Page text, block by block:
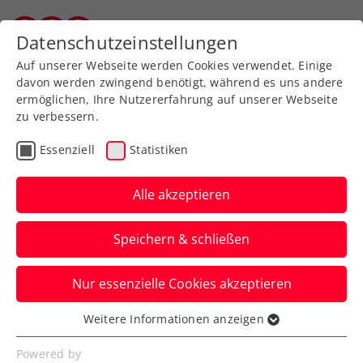
Zurück zur Newsübersicht
Turniere
ITF Heraklion: Kraus
findet auch im Einzel
zurück auf die
Siegerstraße
Doch auch im Doppelbewerb mit Melanie
Klaffner spielt das ÖTV-Ass um ein
Finalticket.
Datenschutzeinstellungen
Auf unserer Webseite werden Cookies verwendet. Einige
davon werden zwingend benötigt, während es uns andere
ermöglichen, Ihre Nutzererfahrung auf unserer Webseite
zu verbessern.
Essenziell Statistiken
Alle akzeptieren
Speichern & schließen
Nur essenzielle Cookies akzeptieren
Essenziell
Essenzielle Cookies werden für grundlegende
Weitere Informationen anzeigen
Powered by